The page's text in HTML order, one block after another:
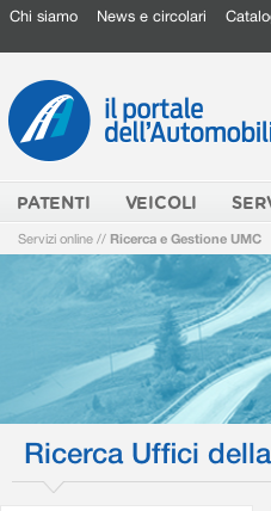
Chi siamo News e circolari
PATENTI VEICOLI
Servizi online // Ricerca e Gestione UMC
Ricerca Uffici